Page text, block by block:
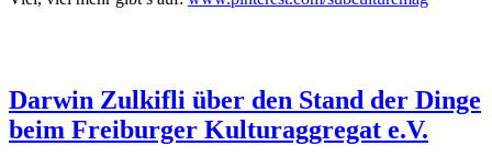
Darwin Zulkifli über den Stand der Dinge
beim Freiburger Kulturaggregat e.V.